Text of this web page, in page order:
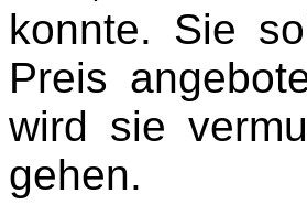
konnte. Sie
Preis
wird sie
gehen.